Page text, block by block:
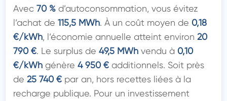
Avec 70 % d’autoconsommation, vous évitez
l’achat de 115,5 MWh. À un coût moyen de 0,18
€/kWh, l’économie annuelle atteint environ 20
790 €. Le surplus de 49,5 MWh vendu à 0,10
€/kWh génère 4 950 € additionnels. Soit près
de 25 740 € par an, hors recettes liées à la
recharge publique. Pour un investissement